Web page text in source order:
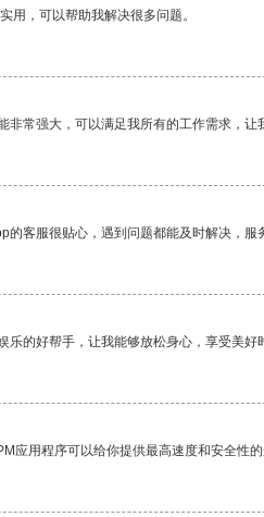
用，可以帮助我解决很多问题。
非常强大，可以满足我所有的工作需求，让
的客服很贴心，遇到问题都能及时解决，服
乐的好帮手，让我能够放松身心，享受美好
应用程序可以给你提供最高速度和安全性